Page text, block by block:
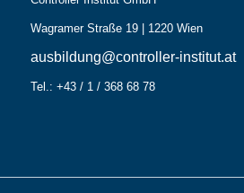
Wagramer Straße 19 | 1220 Wien
ausbildung@controller-institut.at
Tel.: +43 / 1 / 368 68 78